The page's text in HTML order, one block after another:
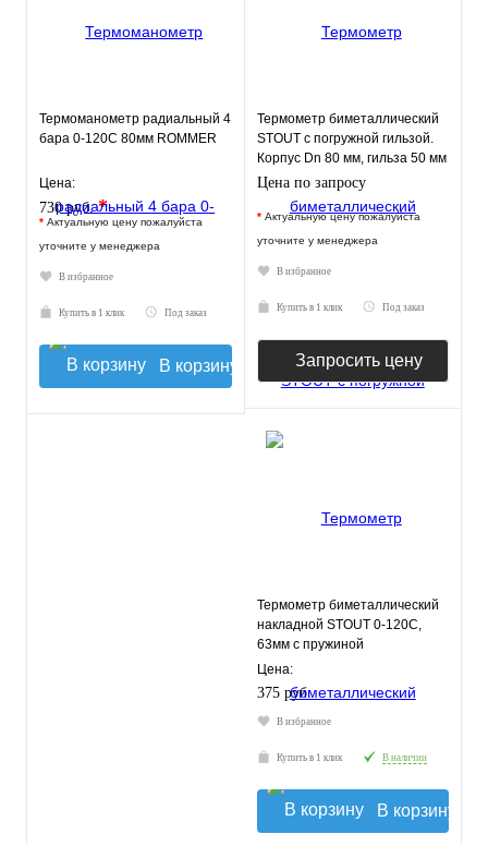
Термоманометр радиальный 4
бара 0-120С 80мм ROMMER
Цена:
730 руб.*
* Актуальную цену пожалуйста
уточните у менеджера
В избранное
Купить в 1 клик Под заказ
В корзину
Термометр биметаллический
STOUT с погружной гильзой.
Корпус Dn 80 мм, гильза 50 мм
1/2"
Цена по запросу
* Актуальную цену пожалуйста
уточните у менеджера
В избранное
Купить в 1 клик Под заказ
Запросить цену
Термометр биметаллический
накладной STOUT 0-120С,
63мм с пружиной
Цена:
375 руб.
В избранное
Купить в 1 клик В наличии
В корзину